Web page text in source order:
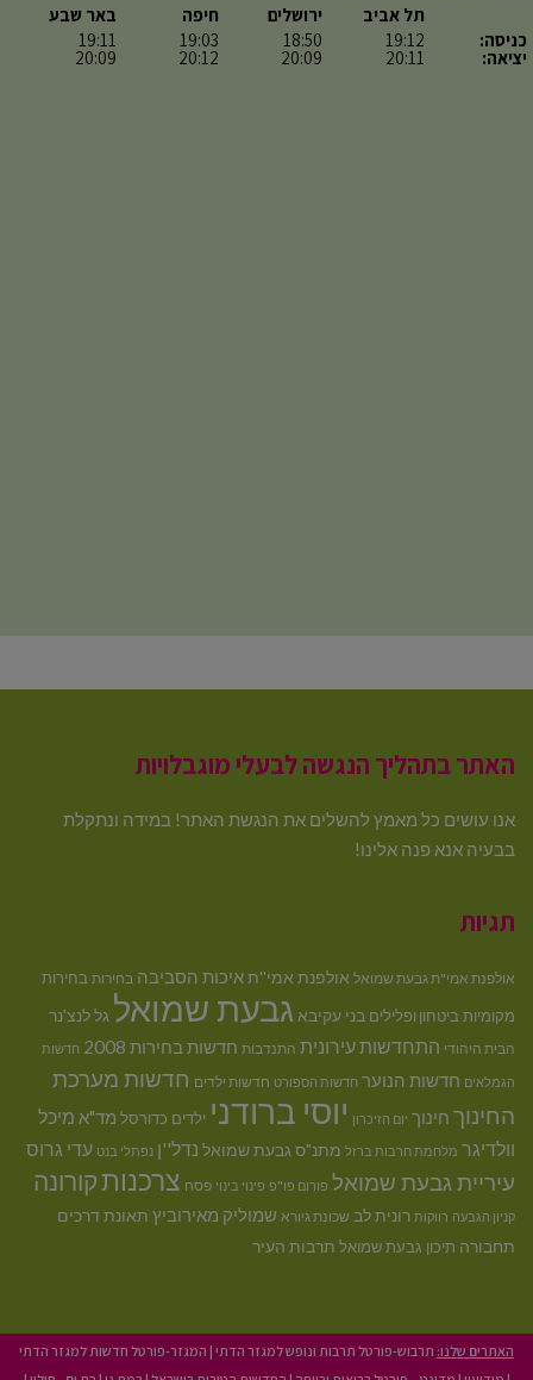
כניסה:
יציאה:
תל אביב
19:12
20:11
ירושלים
18:50
20:09
חיפה
19:03
20:12
באר שבע
19:11
20:09
האתר בתהליך הנגשה לבעלי מוגבלויות
אנו עושים כל מאמץ להשלים את הנגשת האתר! במידה ונתקלת
בבעיה אנא פנה אלינו!
תגיות
אולפנת אמי"ת גבעת שמואל אולפנת אמי''תאיכות הסביבה בחירות בחירות
מקומיותביטחון ופלילים בני עקיבא גבעת שמואל גל לנצ'נר
הבית היהודי התחדשות עירונית התנדבות חדשות בחירות 2008 חדשות
הגמלאים חדשות הנוער חדשות הספורט חדשות ילדים חדשות מערכת
החינוך חינוך יום הזיכרון יוסי ברודני ילדים כדורסל מד"א מיכל
וולדיגר מלחמת חרבות ברזל מתנ"ס גבעת שמואל נדל''ן נפתלי בנט עדי גרוס
עיריית גבעת שמואל פורום פו"פ פינוי בינוי פסח צרכנותקורונה
קניון הגבעה רווקות רונית לב שכונת גיורא שמוליק מאירוביץ תאונת דרכים
תחבורה תיכון גבעת שמואל תרבות העיר
האתרים שלנו: תרבוש-פורטל תרבות ונופש למגזר הדתי | המגזר-פורטל חדשות למגזר הדתי